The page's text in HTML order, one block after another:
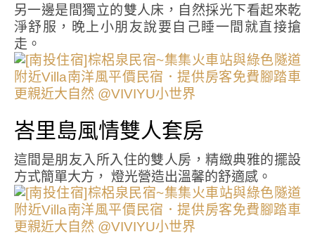
另一邊是間獨立的雙人床，自然採光下看起來乾
淨舒服，晚上小朋友說要自己睡一間就直接搶
走。
峇里島風情雙人套房
這間是朋友入所入住的雙人房，精緻典雅的擺設
方式簡單大方， 燈光營造出溫馨的舒適感。